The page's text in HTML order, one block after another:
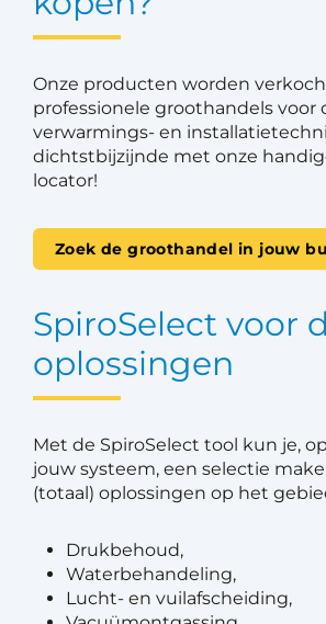
Onze producten worden
professionele groothandels voor
verwarmings- en
dichtstbijzijnde met onze
locator!
Zoek de groothandel in jouw
SpiroSelect voor
oplossingen
Met de SpiroSelect tool kun je,
jouw systeem, een selectie
(totaal) oplossingen op het
Drukbehoud,
Waterbehandeling,
Lucht- en vuilafscheiding,